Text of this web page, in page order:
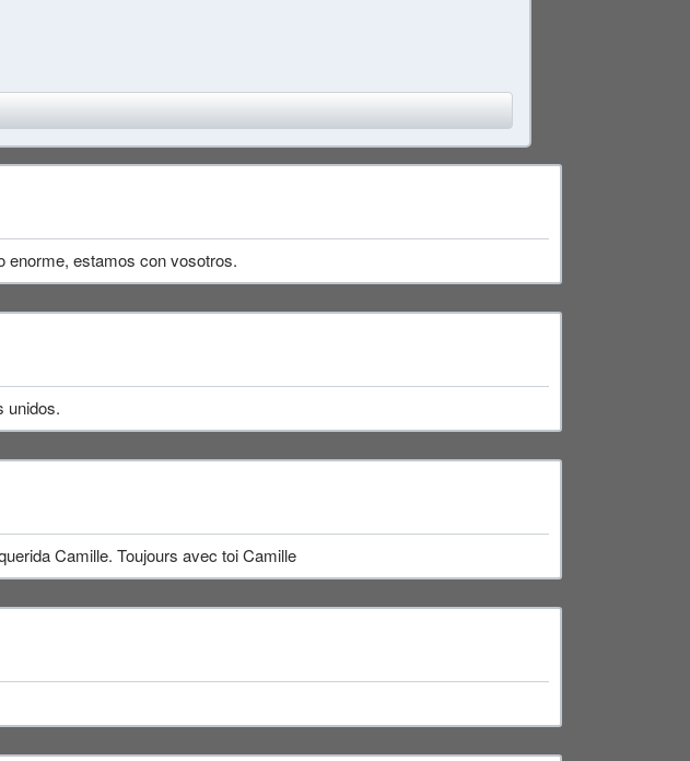
enorme, estamos con vosotros.
unidos.
Camille. Toujours avec toi Camille